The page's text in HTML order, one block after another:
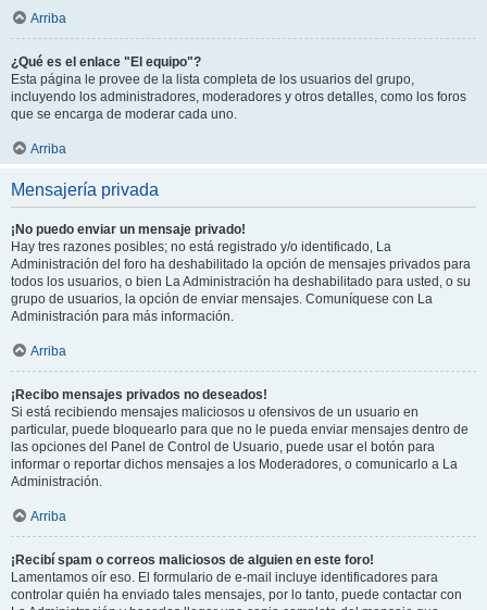
Arriba
¿Qué es el enlace "El equipo"?
Esta página le provee de la lista completa de los usuarios del grupo,
incluyendo los administradores, moderadores y otros detalles, como los foros
que se encarga de moderar cada uno.
Arriba
Mensajería privada
¡No puedo enviar un mensaje privado!
Hay tres razones posibles; no está registrado y/o identificado, La
Administración del foro ha deshabilitado la opción de mensajes privados para
todos los usuarios, o bien La Administración ha deshabilitado para usted, o su
grupo de usuarios, la opción de enviar mensajes. Comuníquese con La
Administración para más información.
Arriba
¡Recibo mensajes privados no deseados!
Si está recibiendo mensajes maliciosos u ofensivos de un usuario en
particular, puede bloquearlo para que no le pueda enviar mensajes dentro de
las opciones del Panel de Control de Usuario, puede usar el botón para
informar o reportar dichos mensajes a los Moderadores, o comunicarlo a La
Administración.
Arriba
¡Recibí spam o correos maliciosos de alguien en este foro!
Lamentamos oír eso. El formulario de e-mail incluye identificadores para
controlar quién ha enviado tales mensajes, por lo tanto, puede contactar con